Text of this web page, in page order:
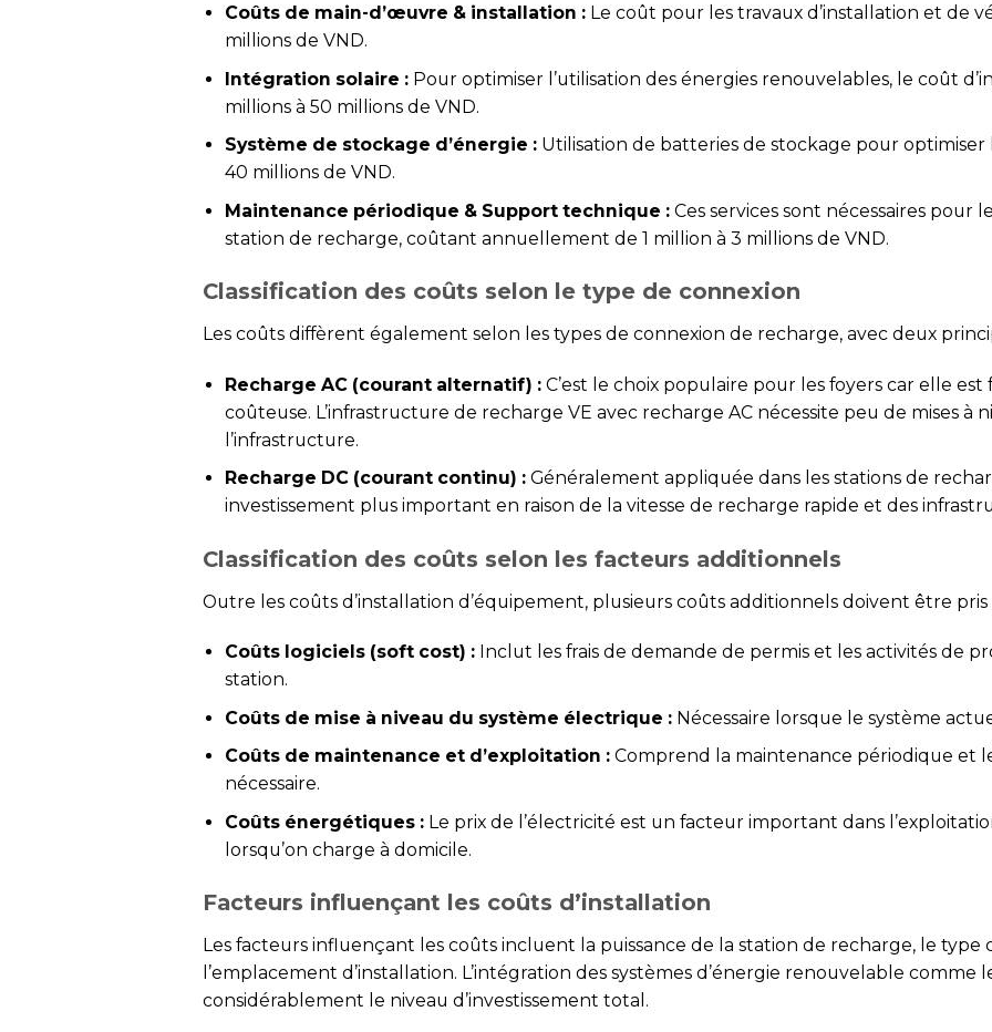
Coûts de main-d’œuvre & installation : Le coût pour les travaux d’installation et de
millions de VND.
Intégration solaire : Pour optimiser l’utilisation des énergies renouvelables, le coût
millions à 50 millions de VND.
Système de stockage d’énergie : Utilisation de batteries de stockage pour optimiser
40 millions de VND.
Maintenance périodique & Support technique : Ces services sont nécessaires
station de recharge, coûtant annuellement de 1 million à 3 millions de VND.
Classification des coûts selon le type de connexion
Les coûts diffèrent également selon les types de connexion de recharge, avec deux
Recharge AC (courant alternatif) : C’est le choix populaire pour les foyers car elle
coûteuse. L’infrastructure de recharge VE avec recharge AC nécessite peu de mises à
l’infrastructure.
Recharge DC (courant continu) : Généralement appliquée dans les stations de
investissement plus important en raison de la vitesse de recharge rapide et des
Classification des coûts selon les facteurs additionnels
Outre les coûts d’installation d’équipement, plusieurs coûts additionnels doivent être
Coûts logiciels (soft cost) : Inclut les frais de demande de permis et les activités de
station.
Coûts de mise à niveau du système électrique : Nécessaire lorsque le système
Coûts de maintenance et d’exploitation : Comprend la maintenance périodique et
nécessaire.
Coûts énergétiques : Le prix de l’électricité est un facteur important dans
lorsqu’on charge à domicile.
Facteurs influençant les coûts d’installation
Les facteurs influençant les coûts incluent la puissance de la station de recharge, le
l’emplacement d’installation. L’intégration des systèmes d’énergie renouvelable
considérablement le niveau d’investissement total.